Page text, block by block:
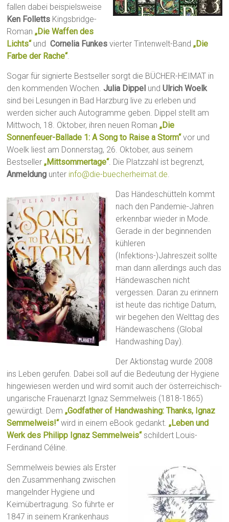
fallen dabei beispielsweise
Ken Folletts Kingsbridge-
Roman„Die Waffen des
Lichts“undCornelia Funkes vierter Tintenwelt-Band„Die
Farbe der Rache“.
Sogar für signierte Bestseller sorgt die BÜCHER-HEIMAT in
den kommenden Wochen.Julia Dippel undUlrich Woelk
sind bei Lesungen in Bad Harzburg live zu erleben und
werden sicher auch Autogramme geben. Dippel stellt am
Mittwoch, 18. Oktober, ihren neuen Roman„Die
Sonnenfeuer-Ballade 1: A Song to Raise a Storm“vor und
Woelk liest am Donnerstag, 26. Oktober, aus seinem
Bestseller„Mittsommertage“. Die Platzzahl ist begrenzt,
Anmeldung unter info@die-buecherheimat.de.
Das Händeschütteln kommt
nach den Pandemie-Jahren
erkennbar wieder in Mode.
Gerade in der beginnenden
kühleren
(Infektions-)Jahreszeit sollte
man dann allerdings auch das
Händewaschen nicht
vergessen. Daran zu erinnern
ist heute das richtige Datum,
wir begehen den Welttag des
Händewaschens (Global
Handwashing Day).
Der Aktionstag wurde 2008
ins Leben gerufen. Dabei soll auf die Bedeutung der Hygiene
hingewiesen werden und wird somit auch der österreichisch-
ungarische Frauenarzt Ignaz Semmelweis (1818-1865)
gewürdigt. Dem„Godfather of Handwashing: Thanks, Ignaz
Semmelweis!“wird in einem eBook gedankt.„Leben und
Werk des Philipp Ignaz Semmelweis“schildert Louis-
Ferdinand Céline.
Semmelweis bewies als Erster
den Zusammenhang zwischen
mangelnder Hygiene und
Keimübertragung. So führte er
1847 in seinem Krankenhaus